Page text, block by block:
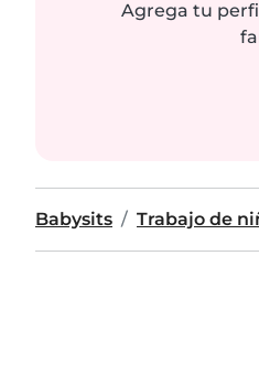
Agrega tu
Babysits Trabajo de